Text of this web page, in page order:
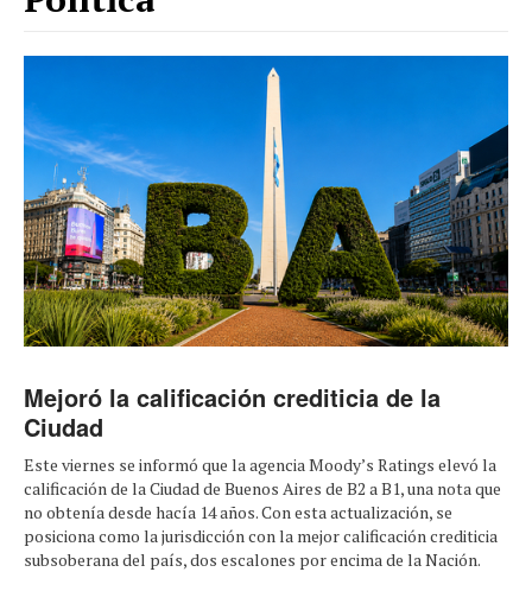
Mejoró la calificación crediticia de la
Ciudad
Este viernes se informó que la agencia Moody’s Ratings elevó la
calificación de la Ciudad de Buenos Aires de B2 a B1, una nota que
no obtenía desde hacía 14 años. Con esta actualización, se
posiciona como la jurisdicción con la mejor calificación crediticia
subsoberana del país, dos escalones por encima de la Nación.